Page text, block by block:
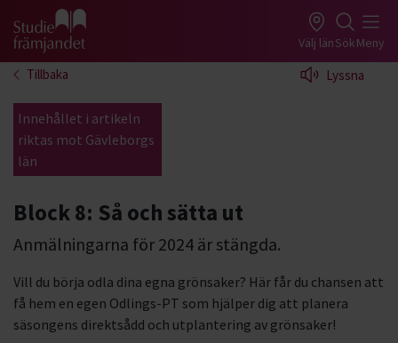
Gå till studiefrämjandets startsida Välj länSökMeny
Tillbaka Lyssna
Innehållet i artikeln
riktas mot Gävleborgs
län
Block 8: Så och sätta ut
Anmälningarna för 2024 är stängda.
Vill du börja odla dina egna grönsaker? Här får du chansen att
få hem en egen Odlings-PT som hjälper dig att planera
säsongens direktsådd och utplantering av grönsaker!